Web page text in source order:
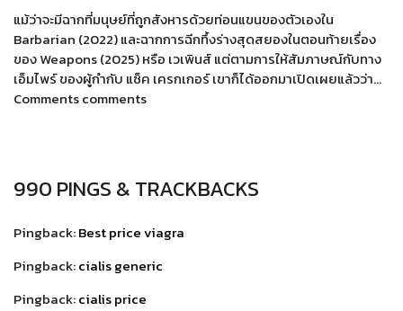
แม้ว่าจะมีฉากที่มนุษย์ที่ถูกสังหารด้วยท่อนแขนของตัวเองใน
Barbarian (2022) และฉากการฉีกทึ้งร่างสุดสยองในตอนท้ายเรื่อง
ของ Weapons (2025) หรือ เวเพินส์ แต่ตามการให้สัมภาษณ์กับทาง
เอ็มไพร์ ของผู้กำกับ แซ็ค เครกเกอร์ เขาก็ได้ออกมาเปิดเผยแล้วว่า…
Comments comments
990 PINGS & TRACKBACKS
Pingback:Best price viagra
Pingback:cialis generic
Pingback:cialis price